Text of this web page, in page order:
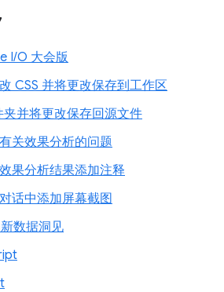
I/O 大会版
CSS 并将更改保存到工作区
并将更改保存回源文件
关效果分析的问题
果分析结果添加注释
话中添加屏幕截图
数据洞见